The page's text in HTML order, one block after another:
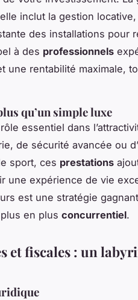
inclut la gestion
des installations pour
à des professionnels
une rentabilité maximale,
qu’un simple luxe
essentiel dans
de sécurité avancée ou
sport, ces prestations
une expérience de vie
est une stratégie
en plus concurrentiel.
et fiscales : un